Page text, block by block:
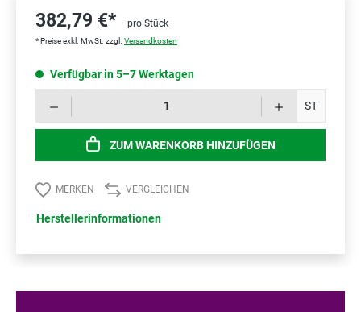
382,79 €* pro Stück
* Preise exkl. MwSt. zzgl. Versandkosten
Verfügbar in 5–7 Werktagen
ST
ZUM WARENKORB HINZUFÜGEN
MERKEN VERGLEICHEN
Herstellerinformationen